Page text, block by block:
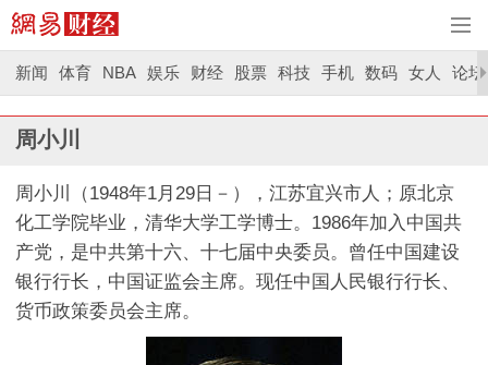
新闻 体育 NBA 娱乐 财经 股票 科技 手机 数码 女人 论坛
周小川
周小川（1948年1月29日－），江苏宜兴市人；原北京
化工学院毕业，清华大学工学博士。1986年加入中国共
产党，是中共第十六、十七届中央委员。曾任中国建设
银行行长，中国证监会主席。现任中国人民银行行长、
货币政策委员会主席。